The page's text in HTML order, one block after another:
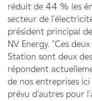
réduit de 44 % les
secteur de
président principal
NV Energy. "Ces
Station sont deux
répondent
de nos entreprises
prévu d'autres pour